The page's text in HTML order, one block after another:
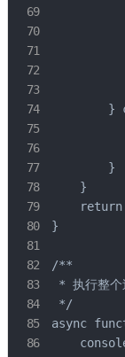
}
        }
    }
return
}
/**
* 执行整个
*/
async